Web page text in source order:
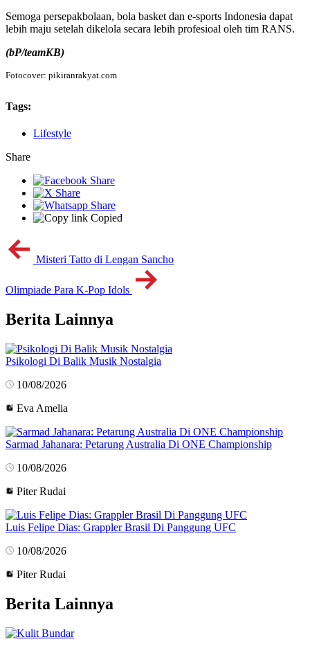
Semoga persepakbolaan, bola basket dan e-sports Indonesia dapat
lebih maju setelah dikelola secara lebih profesioal oleh tim RANS.
(bP/teamKB)
Fotocover: pikiranrakyat.com
Tags:
Lifestyle
Share
Copied
Misteri Tatto di Lengan Sancho
Olimpiade Para K-Pop Idols
Berita Lainnya
Psikologi Di Balik Musik Nostalgia
10/08/2026
Eva Amelia
Sarmad Jahanara: Petarung Australia Di ONE Championship
10/08/2026
Piter Rudai
Luis Felipe Dias: Grappler Brasil Di Panggung UFC
10/08/2026
Piter Rudai
Berita Lainnya